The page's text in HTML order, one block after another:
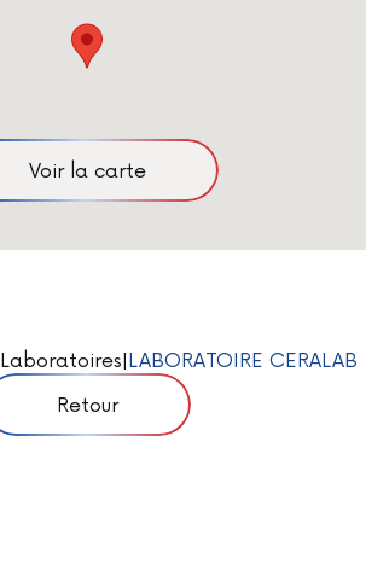
Voir la carte
Laboratoires LABORATOIRE CERALAB
Retour